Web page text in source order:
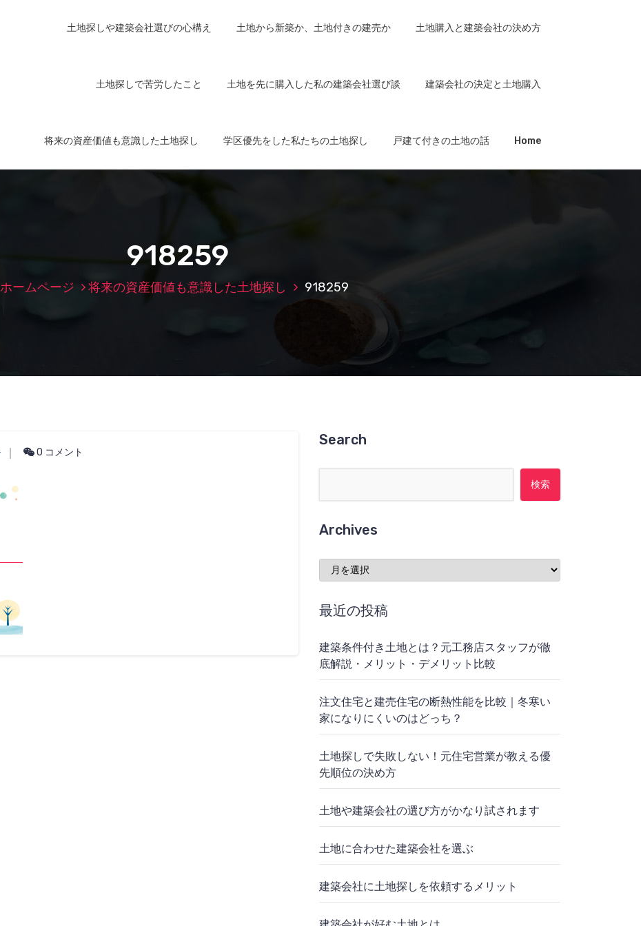
土地探しや建築会社選びの心構え 土地から新築か、土地付きの建売か 土地購入と建築会社の決め方
土地探しで苦労したこと 土地を先に購入した私の建築会社選び談 建築会社の決定と土地購入
将来の資産価値も意識した土地探し 学区優先をした私たちの土地探し 戸建て付きの土地の話 Home
918259
ホームページ 将来の資産価値も意識した土地探し 918259
0 コメント
Search
Archives
Archives
最近の投稿
建築条件付き土地とは？元工務店スタッフが徹
底解説・メリット・デメリット比較
注文住宅と建売住宅の断熱性能を比較｜冬寒い
家になりにくいのはどっち？
土地探しで失敗しない！元住宅営業が教える優
先順位の決め方
土地や建築会社の選び方がかなり試されます
土地に合わせた建築会社を選ぶ
建築会社に土地探しを依頼するメリット